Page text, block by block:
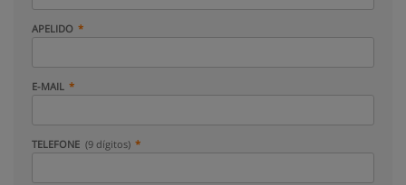
APELIDO
E-MAIL
TELEFONE (9 dígitos)